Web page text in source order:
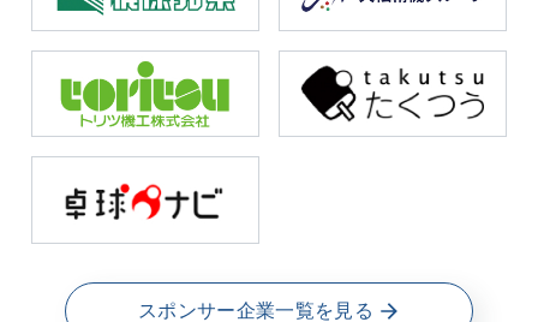
スポンサー企業一覧を見る